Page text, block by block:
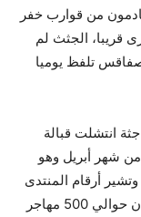
من قوارب خفر
قريبا، الجثث لم
تلفظ يوميا
تقول قوات خفر السواحل إن ما يزيد عن ‭‭‭‭‭230‬‬‬‬‬ جثة انتشلت قبالة
من شهر أبريل وهو
أرقام المنتدى
التونسي للحقوق الاقتصادية والاجتماعية إلى أن حوالي 500 مهاجر